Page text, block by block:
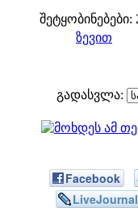
შეტყობინებები:
ზევით
გადასვლა:
Facebook
LiveJournal